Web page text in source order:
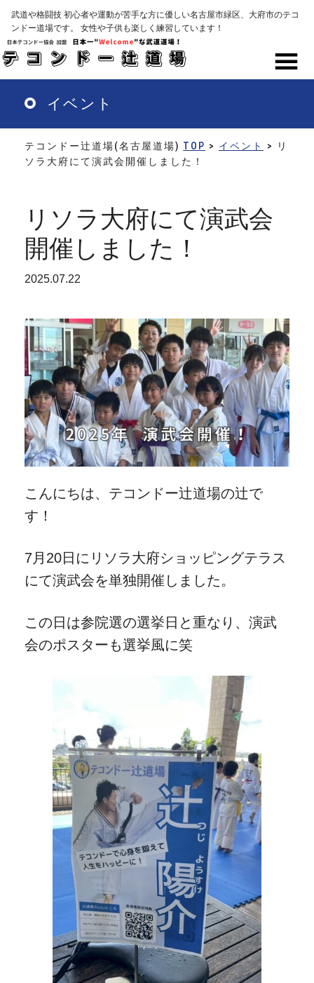
Skip
main
content
武道や格闘技 初心者や運動が苦手な方に優しい名古屋市緑区、大府市のテコ
ンドー道場です。 女性や子供も楽しく練習しています！
イベント
テコンドー辻道場(名古屋道場) TOP > イベント
> リ
ソラ大府にて演武会開催しました！
リソラ大府にて演武会
開催しました！
2025.07.22
こんにちは、テコンドー辻道場の辻で
す！
7月20日にリソラ大府ショッピングテラス
にて演武会を単独開催しました。
この日は参院選の選挙日と重なり、演武
会のポスターも選挙風に笑